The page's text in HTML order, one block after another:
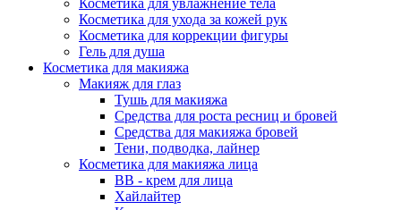
Косметика для ухода за кожей рук
Косметика для коррекции фигуры
Гель для душа
Косметика для макияжа
Макияж для глаз
Тушь для макияжа
Средства для роста ресниц и бровей
Средства для макияжа бровей
Тени, подводка, лайнер
Косметика для макияжа лица
ВВ - крем для лица
Хайлайтер